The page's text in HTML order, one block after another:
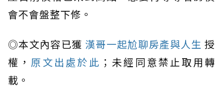
會不會盤整下修。
◎本文內容已獲 漢哥一起尬聊房產與人生授
權， 原文出處於此 ；未經同意禁止取用轉
載。